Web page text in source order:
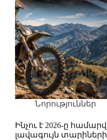
Նորություններ
Ինչու է 2026-ը
լավագույն